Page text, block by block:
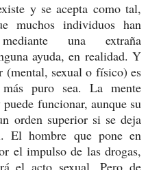
y se acepta como tal,
muchos individuos han
una extraña
ayuda, en realidad. Y
(mental, sexual o físico) es
puro sea. La mente
funcionar, aunque su
orden superior si se deja
El hombre que pone en
el impulso de las drogas,